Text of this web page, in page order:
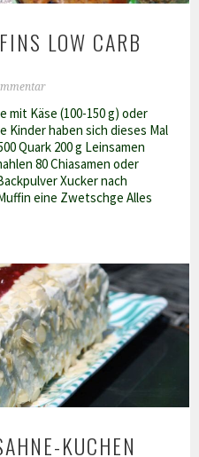
LOW CARB
mit Käse (100-150 g) oder
Kinder haben sich dieses Mal
Quark 200 g Leinsamen
80 Chiasamen oder
Xucker nach
eine Zwetschge Alles
KUCHEN